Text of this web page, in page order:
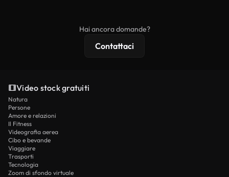
Hai ancora domande?
Contattaci
Video stock gratuiti
Natura
Persone
Amore e relazioni
Il Fitness
Videografia aerea
Cibo e bevande
Viaggiare
Trasporti
Tecnologia
Zoom di sfondo virtuale